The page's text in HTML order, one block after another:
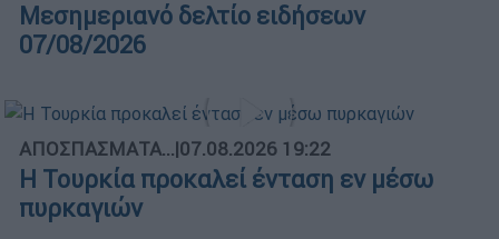
Μεσημεριανό δελτίο ειδήσεων
07/08/2026
ΑΠΟΣΠΑΣΜΑΤΑ...|07.08.2026 19:22
Η Τουρκία προκαλεί ένταση εν μέσω
πυρκαγιών